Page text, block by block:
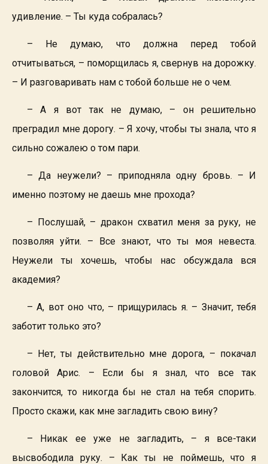
удивление. – Ты куда собралась?
– Не думаю, что должна перед тобой
отчитываться, – поморщилась я, свернув на дорожку.
– И разговаривать нам с тобой больше не о чем.
– А я вот так не думаю, – он решительно
преградил мне дорогу. – Я хочу, чтобы ты знала, что я
сильно сожалею о том пари.
– Да неужели? – приподняла одну бровь. – И
именно поэтому не даешь мне прохода?
– Послушай, – дракон схватил меня за руку, не
позволяя уйти. – Все знают, что ты моя невеста.
Неужели ты хочешь, чтобы нас обсуждала вся
академия?
– А, вот оно что, – прищурилась я. – Значит, тебя
заботит только это?
– Нет, ты действительно мне дорога, – покачал
головой Арис. – Если бы я знал, что все так
закончится, то никогда бы не стал на тебя спорить.
Просто скажи, как мне загладить свою вину?
– Никак ее уже не загладить, – я все-таки
высвободила руку. – Как ты не поймешь, что я